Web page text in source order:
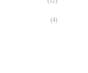
(4)